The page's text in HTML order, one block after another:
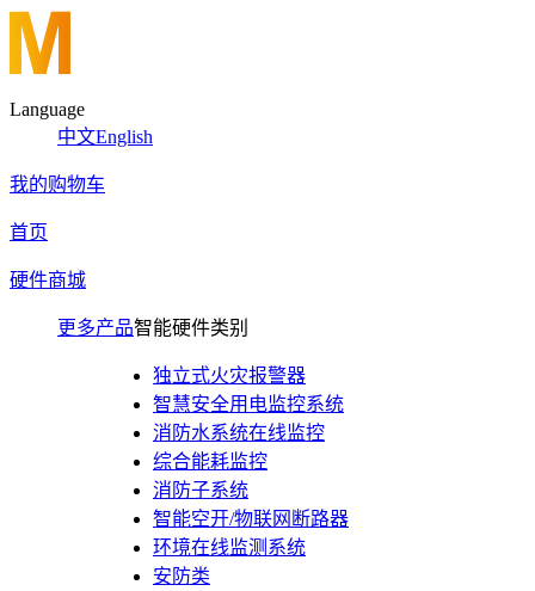
Language
中文English
我的购物车
首页
硬件商城
更多产品智能硬件类别
独立式火灾报警器
智慧安全用电监控系统
消防水系统在线监控
综合能耗监控
消防子系统
智能空开/物联网断路器
环境在线监测系统
安防类